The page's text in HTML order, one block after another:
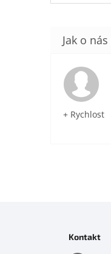
+ Rychlost
Kontakt